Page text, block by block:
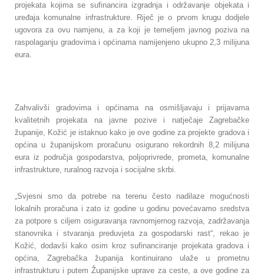
projekata kojima se sufinancira izgradnja i održavanje objekata i
uređaja komunalne infrastrukture.
Riječ je o prvom krugu dodjele
ugovora za ovu namjenu, a za koji je temeljem javnog poziva na
raspolaganju gradovima i općinama namijenjeno ukupno 2,3 milijuna
eura.
Zahvalivši gradovima i općinama na osmišljavaju i prijavama
kvalitetnih projekata na javne pozive i natječaje Zagrebačke
županije, Kožić je istaknuo kako je ove godine za projekte gradova i
općina u županijskom proračunu osigurano rekordnih 8,2 milijuna
eura iz područja gospodarstva, poljoprivrede, prometa, komunalne
infrastrukture, ruralnog razvoja i socijalne skrbi.
„Svjesni smo da potrebe na terenu često nadilaze mogućnosti
lokalnih proračuna i zato iz godine u godinu povećavamo sredstva
za potpore s ciljem osiguravanja ravnomjernog razvoja, zadržavanja
stanovnika i stvaranja preduvjeta za gospodarski rast“, rekao je
Kožić, dodavši kako osim kroz sufinanciranje projekata gradova i
općina, Zagrebačka županija kontinuirano ulaže u prometnu
infrastrukturu i putem Županijske uprave za ceste, a ove godine za